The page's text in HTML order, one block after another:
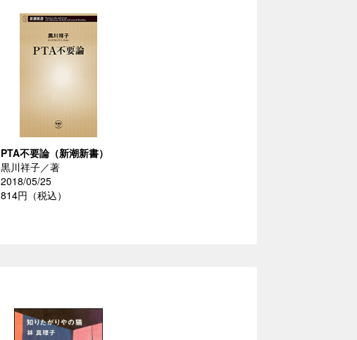
PTA不要論（新潮新書）
黒川祥子／著
2018/05/25
814円（税込）